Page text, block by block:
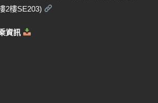
2樓SE203)
資訊